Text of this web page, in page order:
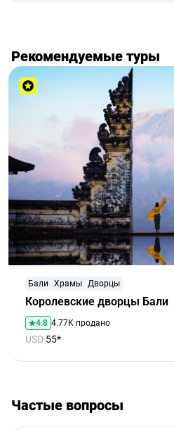
Рекомендуемые туры
Королевские дворцы Бали
Бали Храмы Дворцы
4.8 4.77K продано
USD 55*
Частые вопросы